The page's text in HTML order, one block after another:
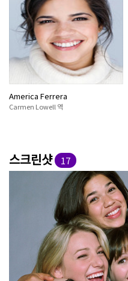
America Ferrera
Carmen Lowell 역
스크린샷 17